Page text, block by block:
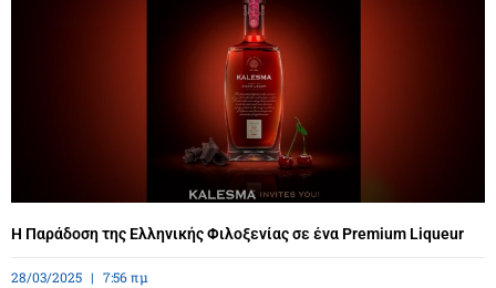
Η Παράδοση της Ελληνικής Φιλοξενίας σε ένα Premium Liqueur
28/03/2025 7:56 πμ